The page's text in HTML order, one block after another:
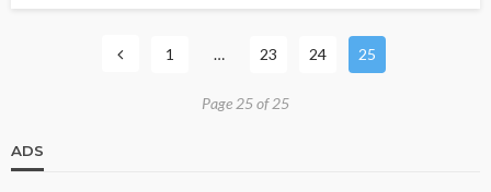
1 … 23 24 25
Page 25 of 25
ADS